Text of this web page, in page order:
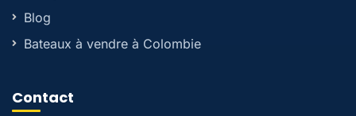
Blog
Bateaux à vendre à Colombie
Contact